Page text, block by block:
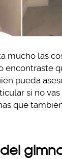
mucho las
encontraste
pueda
si no
que